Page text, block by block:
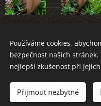
Atlas hub
Používáme cookies,
bezpečnost našich
nejlepší zkušenost při
Přijmout nezbytné